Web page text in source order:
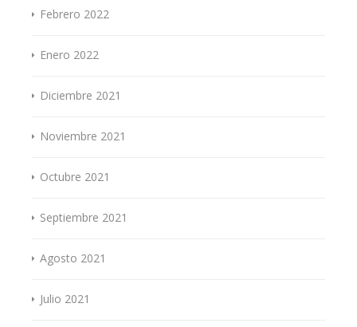
Febrero 2022
Enero 2022
Diciembre 2021
Noviembre 2021
Octubre 2021
Septiembre 2021
Agosto 2021
Julio 2021